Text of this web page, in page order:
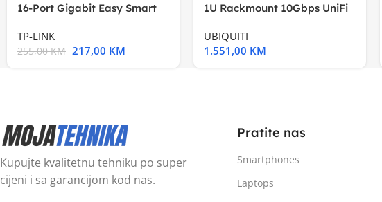
16-Port Gigabit Easy Smart
TP-LINK
255,00KM 217,00 KM
1U Rackmount 10Gbps UniFi
UBIQUITI
1.551,00 KM
Kupujte kvalitetnu tehniku po super
cijeni i sa garancijom kod nas.
Pratite nas
Smartphones
Laptops